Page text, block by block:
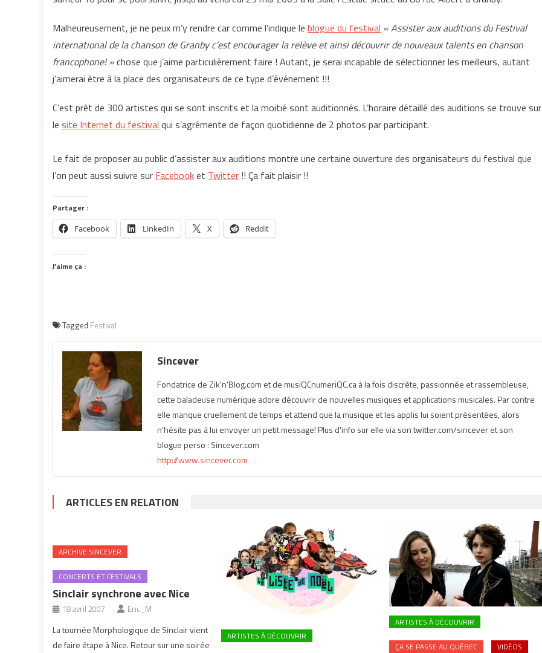
Malheureusement, je ne peux m’y rendre car comme l’indique le blogue du festival « Assister aux auditions du Festival
international de la chanson de Granby c’est encourager la relève et ainsi découvrir de nouveaux talents en chanson
francophone! »chose que j’aime particulièrement faire ! Autant, je serai incapable de sélectionner les meilleurs, autant
j’aimerai être à la place des organisateurs de ce type d’événement !!!
C’est prêt de 300 artistes qui se sont inscrits et la moitié sont auditionnés. L’horaire détaillé des auditions se trouve sur
le site Internet du festival qui s’agrémente de façon quotidienne de 2 photos par participant.
Le fait de proposer au public d’assister aux auditions montre une certaine ouverture des organisateurs du festival que
l’on peut aussi suivre sur Facebooket Twitter !! Ça fait plaisir !!
Partager :
Facebook LinkedIn X Reddit
J’aime ça :
Tagged Festival
Sincever
Fondatrice de Zik'n'Blog.com et de musiQCnumeriQC.ca à la fois discrète, passionnée et rassembleuse,
cette baladeuse numérique adore découvrir de nouvelles musiques et applications musicales. Par contre
elle manque cruellement de temps et attend que la musique et les applis lui soient présentées, alors
n'hésite pas à lui envoyer un petit message! Plus d'info sur elle via son twitter.com/sincever et son
blogue perso : Sincever.com
http://www.sincever.com
ARTICLES EN RELATION
ARCHIVE SINCEVER
CONCERTS ET FESTIVALS
Sinclair synchrone avec Nice
18 avril 2007 Eric_M
La tournée Morphologique de Sinclair vient
de faire étape à Nice. Retour sur une soirée
ARTISTES À DÉCOUVRIR
ARTISTES À DÉCOUVRIR
ÇA SE PASSE AU QUÉBEC VIDÉOS